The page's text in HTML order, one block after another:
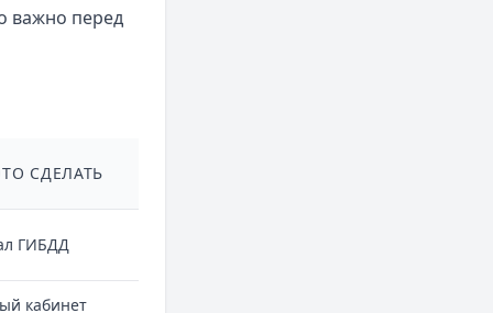
важно перед
СДЕЛАТЬ
ГИБДД
кабинет